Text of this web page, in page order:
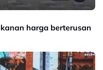
harga berterusan